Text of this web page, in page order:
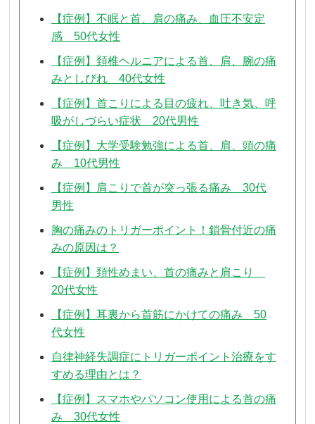
【症例】不眠と首、肩の痛み、血圧不安定
感 50代女性
【症例】頚椎ヘルニアによる首、肩、腕の痛
みとしびれ 40代女性
【症例】首こりによる目の疲れ、吐き気、呼
吸がしづらい症状 20代男性
【症例】大学受験勉強による首、肩、頭の痛
み 10代男性
【症例】肩こりで首が突っ張る痛み 30代
男性
胸の痛みのトリガーポイント！鎖骨付近の痛
みの原因は？
【症例】頚性めまい、首の痛みと肩こり
20代女性
【症例】耳裏から首筋にかけての痛み 50
代女性
自律神経失調症にトリガーポイント治療をす
すめる理由とは？
【症例】スマホやパソコン使用による首の痛
み 30代女性